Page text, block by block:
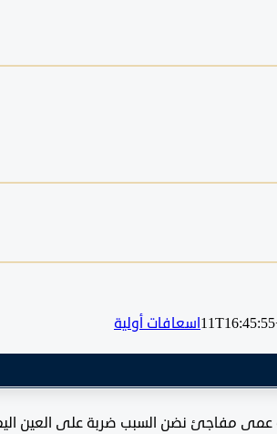
اسعافات أولية
جاه عمى مفاجئ نضن السبب ضربة على